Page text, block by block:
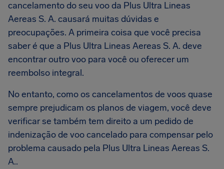
cancelamento do seu voo da Plus Ultra Lineas
Aereas S. A. causará muitas dúvidas e
preocupações. A primeira coisa que você precisa
saber é que a Plus Ultra Lineas Aereas S. A. deve
encontrar outro voo para você ou oferecer um
reembolso integral.
No entanto, como os cancelamentos de voos quase
sempre prejudicam os planos de viagem, você deve
verificar se também tem direito a um pedido de
indenização de voo cancelado para compensar pelo
problema causado pela Plus Ultra Lineas Aereas S.
A..